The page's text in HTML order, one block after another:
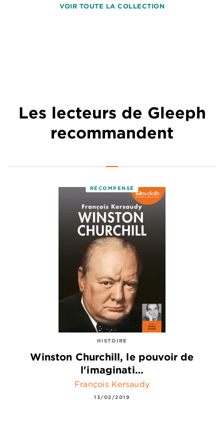
VOIR TOUTE LA COLLECTION
Les lecteurs de Gleeph
recommandent
RÉCOMPENSÉ
HISTOIRE
Winston Churchill, le pouvoir de
l'imaginati…
François Kersaudy
13/02/2019